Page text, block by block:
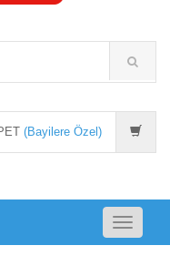
(Bayilere Özel)
Toggle